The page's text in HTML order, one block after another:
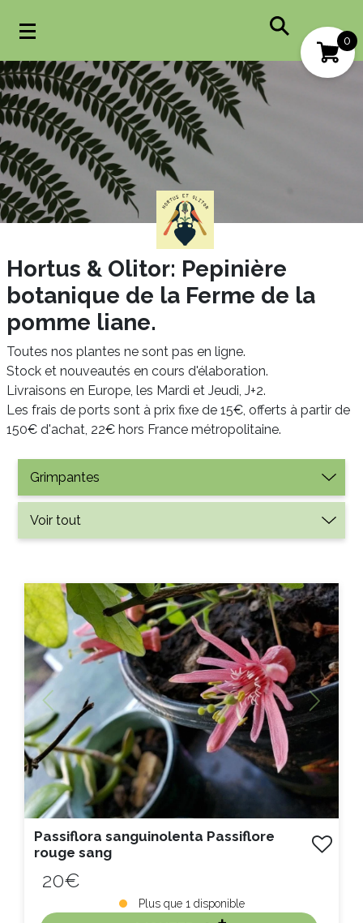
Mon compte
Mes favoris
0
Hortus & Olitor: Pepinière
botanique de la Ferme de la
pomme liane.
Toutes nos plantes ne sont pas en ligne.
Stock et nouveautés en cours d'élaboration.
Livraisons en Europe, les Mardi et Jeudi, J+2.
Les frais de ports sont à prix fixe de 15€, offerts à partir de
150€ d'achat, 22€ hors France métropolitaine.
Previous Next
Passiflora sanguinolenta Passiflore
rouge sang
20€
Plus que 1 disponible